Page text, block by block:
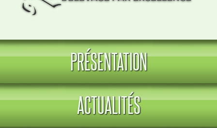
PRÉSENTATION
ACTUALITÉS